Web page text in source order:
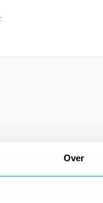
Over
minimum de
de geselecteerde